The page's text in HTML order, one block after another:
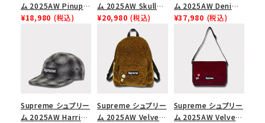
ム 2025AW Pinup
Mesh Back 5-Panel
ップ トゥルーティン
バーHTC フォールカ
¥18,980 (税込)
ム 2025AW Skull
Tee スカル Tシャ
ツ ウッドランドカモ
¥20,980 (税込)
ム 2025AW Denim
Shoulder Bag デニ
ム ショルダーバッグ
¥37,980 (税込)
Supreme シュプリー
ム 2025AW Harris
Supreme シュプリー
ム 2025AW Velvet
Supreme シュプリー
ム 2025AW Velvet